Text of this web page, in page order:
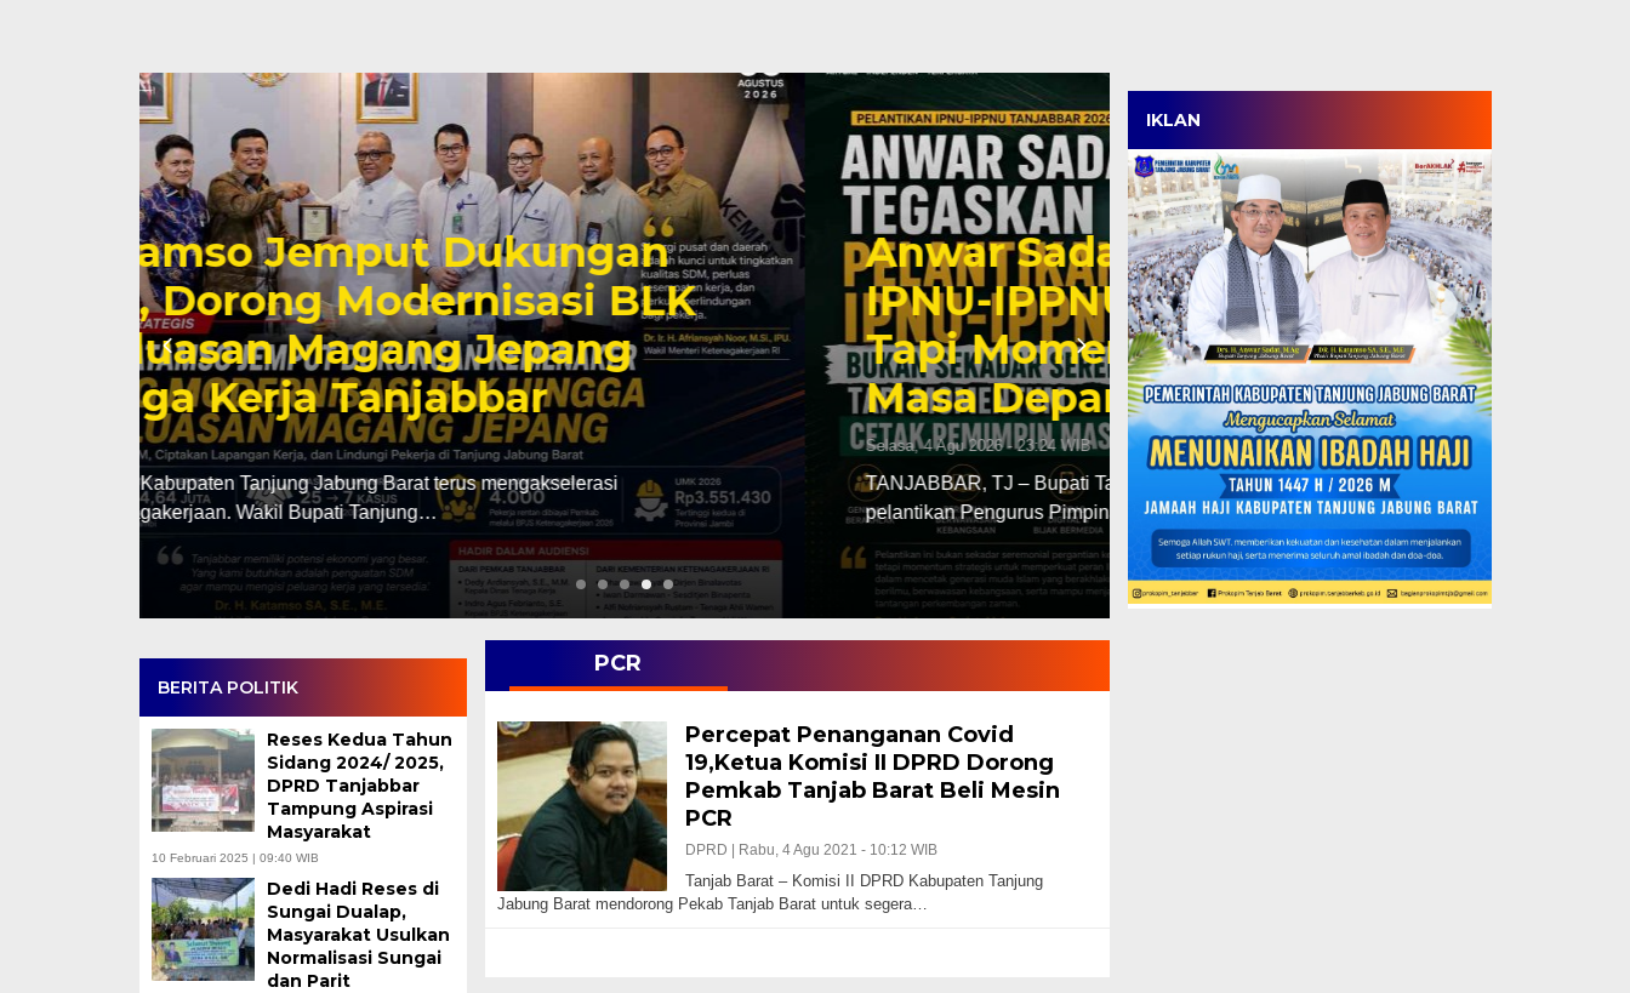
Anwar Sadat Tegaskan Pelantikan
IPNU-IPPNU Bukan Sekadar Seremoni,
Tapi Momentum Cetak Pemimpin
Masa Depan
Selasa, 4 Agu 2026 - 23:24 WIB
TANJABBAR, TJ – Bupati Tanjung Jabung Barat, Drs. H. Anwar Sadat, M.Ag., menghadiri
pelantikan Pengurus Pimpinan…
Satpol PP Menang
Tanjabbar,
Perdana di OPD Cup
Kamis, 6 Agu 2026 - 18:05 WIB
TANJABBAR, TJ – Tim Satpol PP Kabupaten
ajang OPD Cup…
BERITA POLITIK
Reses Kedua Tahun
Sidang 2024/ 2025,
DPRD Tanjabbar
Tampung Aspirasi
Masyarakat
10 Februari 2025 | 09:40 WIB
Dedi Hadi Reses di
Sungai Dualap,
Masyarakat Usulkan
Normalisasi Sungai
dan Parit
PCR
Percepat Penanganan Covid
19,Ketua Komisi II DPRD Dorong
Pemkab Tanjab Barat Beli Mesin
PCR
DPRD | Rabu, 4 Agu 2021 - 10:12 WIB
Tanjab Barat – Komisi II DPRD Kabupaten Tanjung
Jabung Barat mendorong Pekab Tanjab Barat untuk segera…
IKLAN